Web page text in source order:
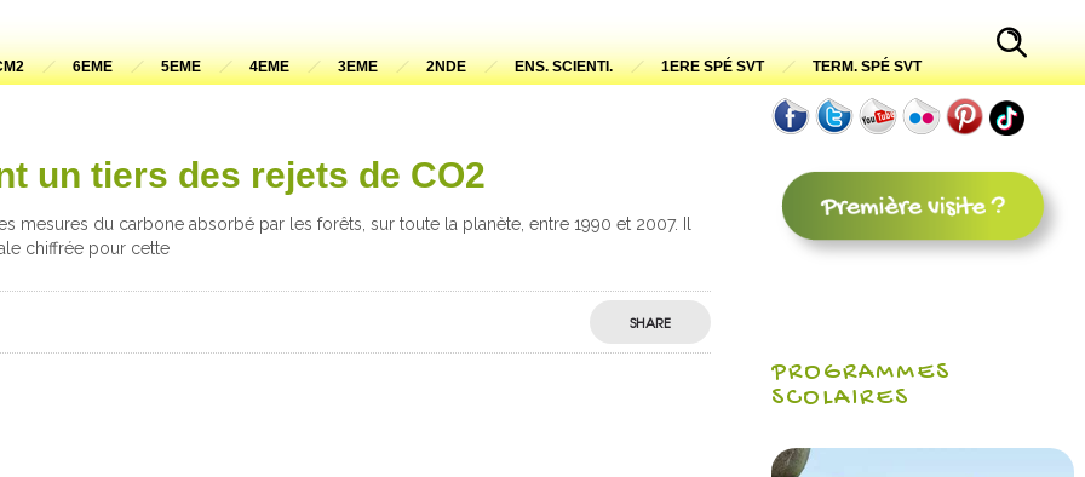
6EME 5EME 4EME 3EME 2NDE ENS. SCIENTI. 1ERE SPÉ SVT TERM. SPÉ SVT
un tiers des rejets de CO2
mesures du carbone absorbé par les forêts, sur toute la planète, entre 1990 et 2007. Il
chiffrée pour cette
SHARE
PROGRAMMES
SCOLAIRES